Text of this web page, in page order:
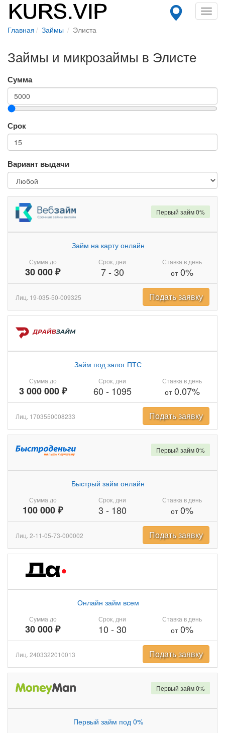
Главная Займы Элиста
Займы и микрозаймы в Элисте
Сумма
Срок
Вариант выдачи
Сумма до
30 000 ₽
Займ на карту онлайн
Срок, дни
7- 30
Ставка в день
от0%
Первый займ 0%
Лиц. 19-035-50-009325 Подать заявку
Сумма до
3 000 000 ₽
Займ под залог ПТС
Срок, дни
60 - 1095
Ставка в день
от0.07%
Лиц. 1703550008233 Подать заявку
Сумма до
100 000 ₽
Быстрый займ онлайн
Срок, дни
3 - 180
Ставка в день
от0%
Первый займ 0%
Лиц. 2-11-05-73-000002 Подать заявку
Сумма до
30 000 ₽
Онлайн займ всем
Срок, дни
10 - 30
Ставка в день
от0%
Лиц. 2403322010013 Подать заявку
Первый займ под 0%
Первый займ 0%